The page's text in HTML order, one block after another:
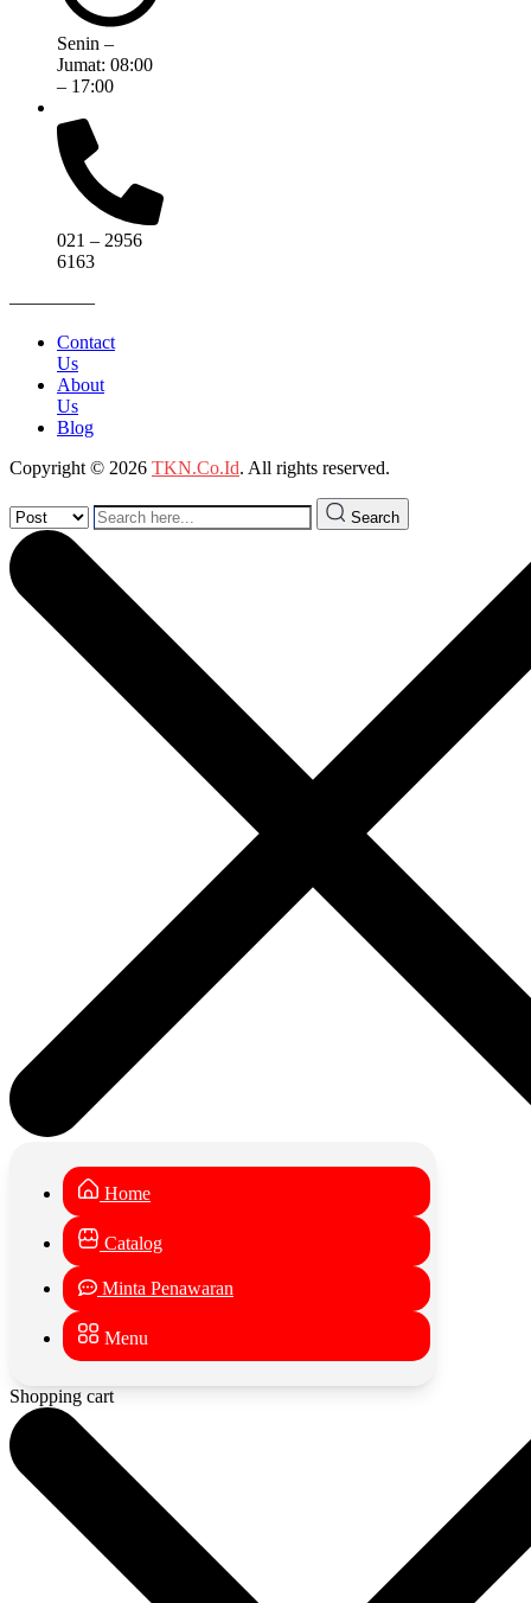
Senin –
Jumat: 08:00
– 17:00
021 – 2956
6163
————–
Contact
Us
About
Us
Blog
Copyright © 2026 TKN.Co.Id. All rights reserved.
Search
Home
Catalog
Minta Penawaran
Menu
Shopping cart